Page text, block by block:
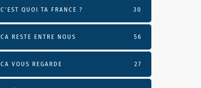
C'EST QUOI TA FRANCE ? 30
CA RESTE ENTRE NOUS 56
CA VOUS REGARDE 27